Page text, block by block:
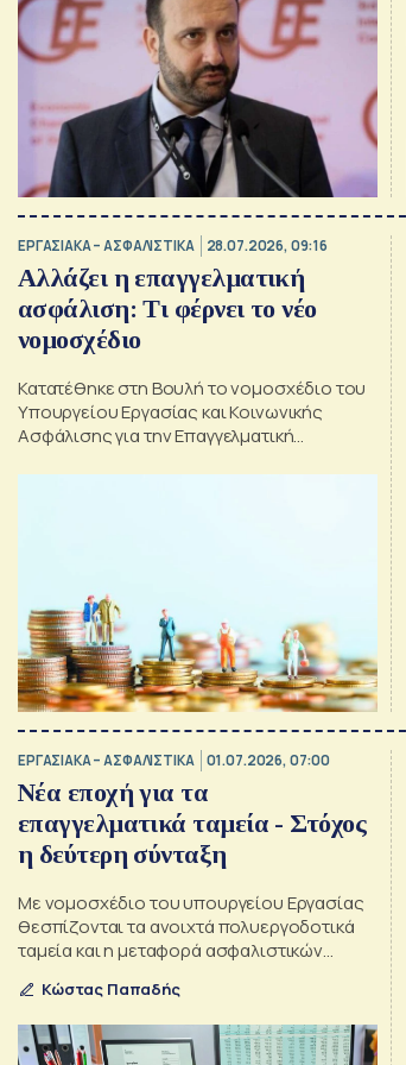
ΕΡΓΑΣΙΑΚΑ – ΑΣΦΑΛΙΣΤΙΚΑ 28.07.2026, 09:16
Αλλάζει η επαγγελματική
ασφάλιση: Τι φέρνει το νέο
νομοσχέδιο
Κατατέθηκε στη Βουλή το νομοσχέδιο του
Υπουργείου Εργασίας και Κοινωνικής
Ασφάλισης για την Επαγγελματική
ΕΡΓΑΣΙΑΚΑ – ΑΣΦΑΛΙΣΤΙΚΑ 01.07.2026, 07:00
Νέα εποχή για τα
επαγγελματικά ταμεία - Στόχος
η δεύτερη σύνταξη
Με νομοσχέδιο του υπουργείου Εργασίας
θεσπίζονται τα ανοιχτά πολυεργοδοτικά
ταμεία και η μεταφορά ασφαλιστικών
Κώστας Παπαδής